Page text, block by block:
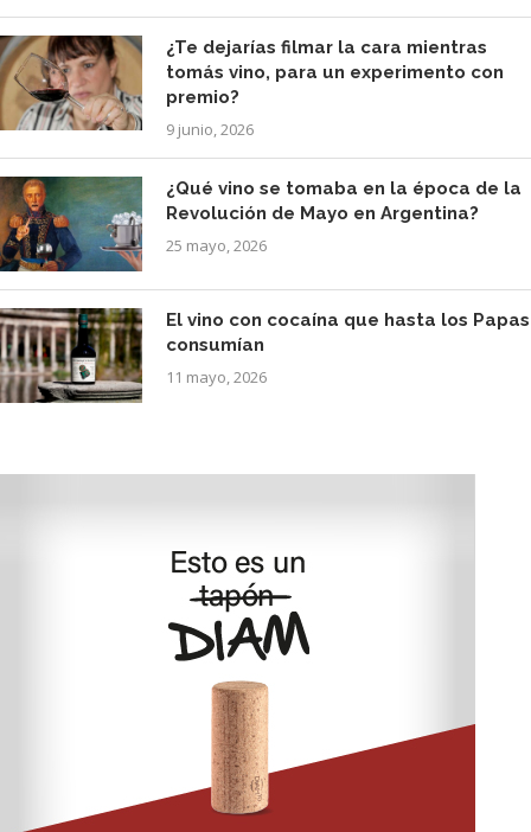
¿Te dejarías filmar la cara mientras
tomás vino, para un experimento con
premio?
9 junio, 2026
¿Qué vino se tomaba en la época de la
Revolución de Mayo en Argentina?
25 mayo, 2026
El vino con cocaína que hasta los Papas
consumían
11 mayo, 2026